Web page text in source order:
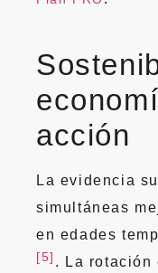
acción
La evidencia
simultáneas
en edades
[5] . La rotación